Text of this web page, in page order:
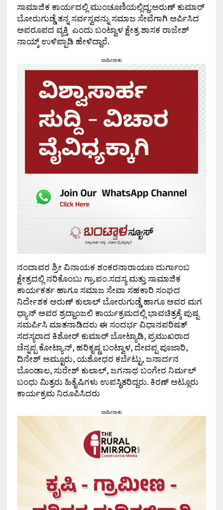
ಸಾಮಾಜಿಕ ಕಾರ್ಯದಲ್ಲಿ ಮುಂಚೂಣಿಯಲ್ಲಿದ್ದ:ಅರುಣ್ ಕುಮಾರ್
ಬೋರುಗುಡ್ಡೆ ತನ್ನ ಸರ್ವಸ್ವವನ್ನು ಸಮಾಜ ಸೇವೆಗಾಗಿ ಅರ್ಪಿಸಿದ
ಅಪರೂಪದ ವ್ಯಕ್ತಿ ಎಂದು ಬಂಟ್ವಾಳ ಕ್ಷೇತ್ರ ಶಾಸಕ ರಾಜೇಶ್
ನಾಯ್ಕ್ ಉಳಿಪ್ಪಾಡಿ ಹೇಳಿದ್ದಾರೆ.
ಜಾಹೀರಾತು
ನಂದಾವರ ಶ್ರೀ ವಿನಾಯಕ ಶಂಕರನಾರಾಯಣ ದುರ್ಗಾಂಬ
ಕ್ಷೇತ್ರದಲ್ಲಿ ನರಿಕೊಂಬು ಗ್ರಾ.ಪಂ.ಸದಸ್ಯ ಮತ್ತು ಸಾಮಾಜಿಕ
ಕಾರ್ಯಕರ್ತ ಹಾಗೂ ಸಮಾಜ ಸೇವಾ ಸಹಕಾರಿ ಸಂಘದ
ನಿರ್ದೇಶಕ ಅರುಣ್ ಕುಲಾಲ್ ಬೋರುಗುಡ್ಡೆ ಹಾಗೂ ಅವರ ಮಗ
ಧ್ಯಾನ್ ಅವರ ಶ್ರದ್ದಾಂಜಲಿ ಕಾರ್ಯಕ್ರಮದಲ್ಲಿ ಭಾವಚಿತ್ರಕ್ಕೆ ಪುಷ್ಪ
ಸಮರ್ಪಿಸಿ ಮಾತನಾಡಿದರು ಈ ಸಂದರ್ಭ ವಿಧಾನಪರಿಷತ್
ಸದಸ್ಯರಾದ ಕಿಶೋರ್ ಕುಮಾರ್ ಬೋಟ್ಯಾಡಿ, ಪ್ರಮುಖರಾದ
ಚೆನ್ನಪ್ಪ ಕೋಟ್ಯಾನ್, ಹರಿಕೃಷ್ಣ ಬಂಟ್ವಾಳ, ದೇವಪ್ಪ ಪೂಜಾರಿ,
ದಿನೇಶ್ ಅಮ್ಟೂರು, ಯಶೋಧರ ಕರ್ಬೆಟ್ಟು, ಜನಾರ್ದನ
ಬೊಂಡಾಲ, ಸುರೇಶ್ ಕುಲಾಲ್, ಜಗನಾಥ ಬಂಗೇರ ನಿರ್ಮಲ್
ಬಂಧು ಮಿತ್ರರು ಹಿತೈಷಿಗಳು ಉಪಸ್ಥಿತರಿದ್ದರು. ಕಿರಣ್ ಅಟ್ಲೂರು
ಕಾರ್ಯಕ್ರಮ ನಿರೂಪಿಸಿದರು
ಜಾಹೀರಾತು